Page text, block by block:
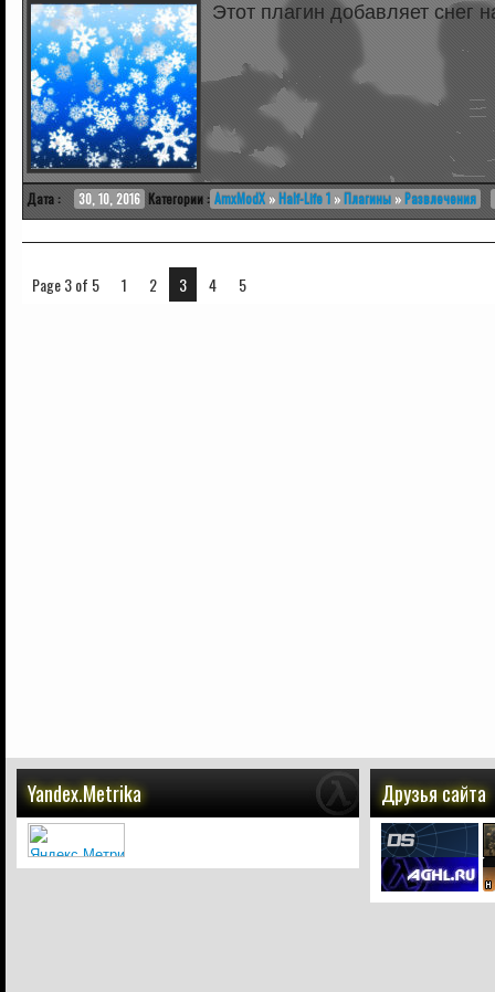
Этот плагин добавляет снег
Дата : 30, 10, 2016 Категории : AmxModX »Half-Life 1 »Плагины »Развлечения
Page 3 of 5 1 2 3 4 5
Yandex.Metrika Друзья сайта